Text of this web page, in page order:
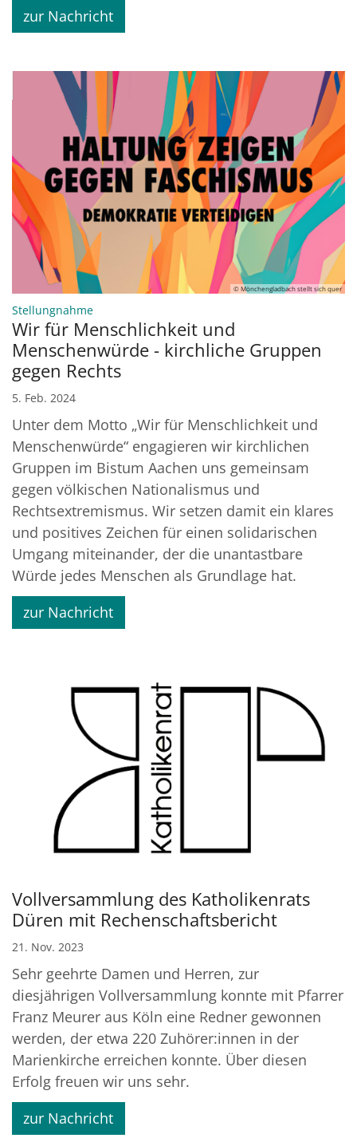
zur Nachricht
© Mönchengladbach stellt sich quer
Stellungnahme:
Wir für Menschlichkeit und
Menschenwürde - kirchliche Gruppen
gegen Rechts
5. Feb. 2024
Unter dem Motto „Wir für Menschlichkeit und
Menschenwürde“ engagieren wir kirchlichen
Gruppen im Bistum Aachen uns gemeinsam
gegen völkischen Nationalismus und
Rechtsextremismus. Wir setzen damit ein klares
und positives Zeichen für einen solidarischen
Umgang miteinander, der die unantastbare
Würde jedes Menschen als Grundlage hat.
zur Nachricht
Vollversammlung des Katholikenrats
Düren mit Rechenschaftsbericht
21. Nov. 2023
Sehr geehrte Damen und Herren, zur
diesjährigen Vollversammlung konnte mit Pfarrer
Franz Meurer aus Köln eine Redner gewonnen
werden, der etwa 220 Zuhörer:innen in der
Marienkirche erreichen konnte. Über diesen
Erfolg freuen wir uns sehr.
zur Nachricht